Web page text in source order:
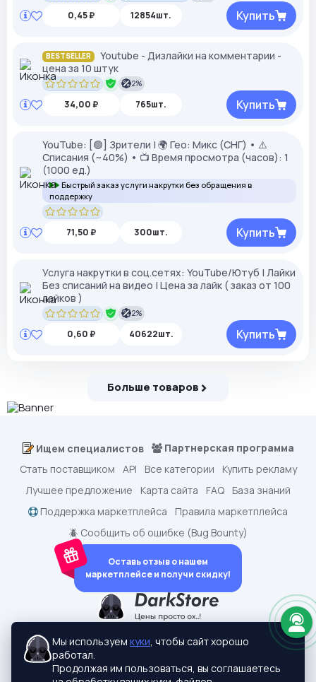
0,45 ₽ 12854шт. Купить
BESTSELLER
Youtube - Дизлайки на комментарии -
цена за 10 штук
2%
34,00 ₽ 765шт. Купить
YouTube: [🟢] Зрители | 🌍 Гео: Микс (СНГ) • ⚠️
Списания (~40%) • 📺 Время просмотра (часов): 1
(1000 ед.)
Быстрый заказ услуги накрутки без обращения в
поддержку
71,50 ₽ 300шт. Купить
Услуга накрутки в соц.сетях: YouTube/Ютуб | Лайки
Без списаний на видео | Цена за лайк ( заказ от 100
лайков )
2%
0,60 ₽ 40622шт. Купить
Больше товаров
2015-2026 © dark.shopping
Актуальные адреса:
Ищем специалистов
Партнерская программа
Стать поставщиком
API Все категории
Купить рекламу
Лучшее предложение
Карта сайта FAQ
База знаний
Поддержка маркетплейса
Правила маркетплейса
🪲 Сообщить об ошибке (Bug Bounty)
Оставь отзыв о нашем
маркетплейсе и получи скидку!
Мы используем куки, чтобы сайт хорошо
работал.
Продолжая им пользоваться, вы соглашаетесь